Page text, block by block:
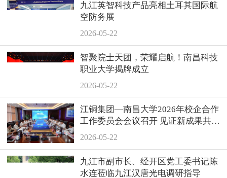
九江英智科技产品亮相土耳其国际航
空防务展
2026-05-22
智聚院士天团，荣耀启航！南昌科技
职业大学揭牌成立
2026-05-22
江铜集团—南昌大学2026年校企合作
工作委员会会议召开 见证新成果共谋
新未来
2026-05-22
九江市副市长、经开区党工委书记陈
水连莅临九江汉唐光电调研指导